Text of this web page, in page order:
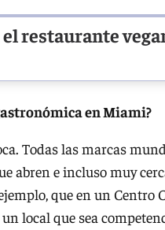
restaurante
en Miami?
Todas las marcas
abren e incluso muy
que en un
local que sea